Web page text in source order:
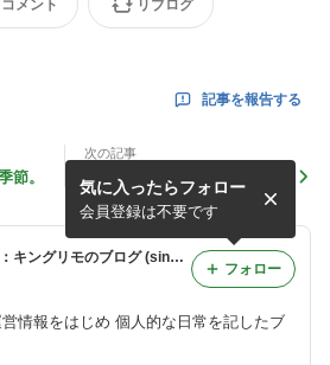
コメント リブログ
記事を報告する
節。
次の記事
【ご案内】 EMV3-Dセキュ
アの導入について
シルバーアクセ：キングリモのブログ (since2008)
情報をはじめ 個人的な日常を記したブ
気に入ったらフォロー
会員登録は不要です
フォロー